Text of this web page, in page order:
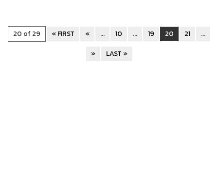
20 of 29 « FIRST « ... 10 ... 19 20 21
...
»
LAST »